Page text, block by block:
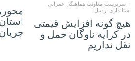
سرپرست معاونت هماهنگی عمرانی
استانداری اردبیل:
هیچ گونه افزایش قیمتی
در کرایه ناوگان حمل و
نقل نداریم